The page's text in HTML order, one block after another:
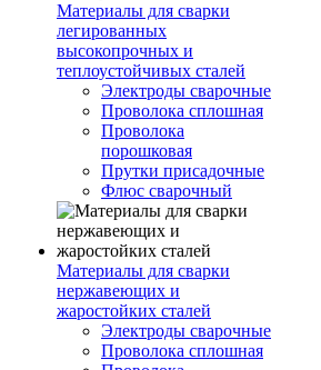
Материалы для сварки
легированных
высокопрочных и
теплоустойчивых сталей
Электроды сварочные
Проволока сплошная
Проволока
порошковая
Прутки присадочные
Флюс сварочный
Материалы для сварки
нержавеющих и
жаростойких сталей
Электроды сварочные
Проволока сплошная